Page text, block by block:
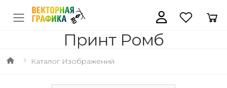
Принт Ромб
Каталог Изображений